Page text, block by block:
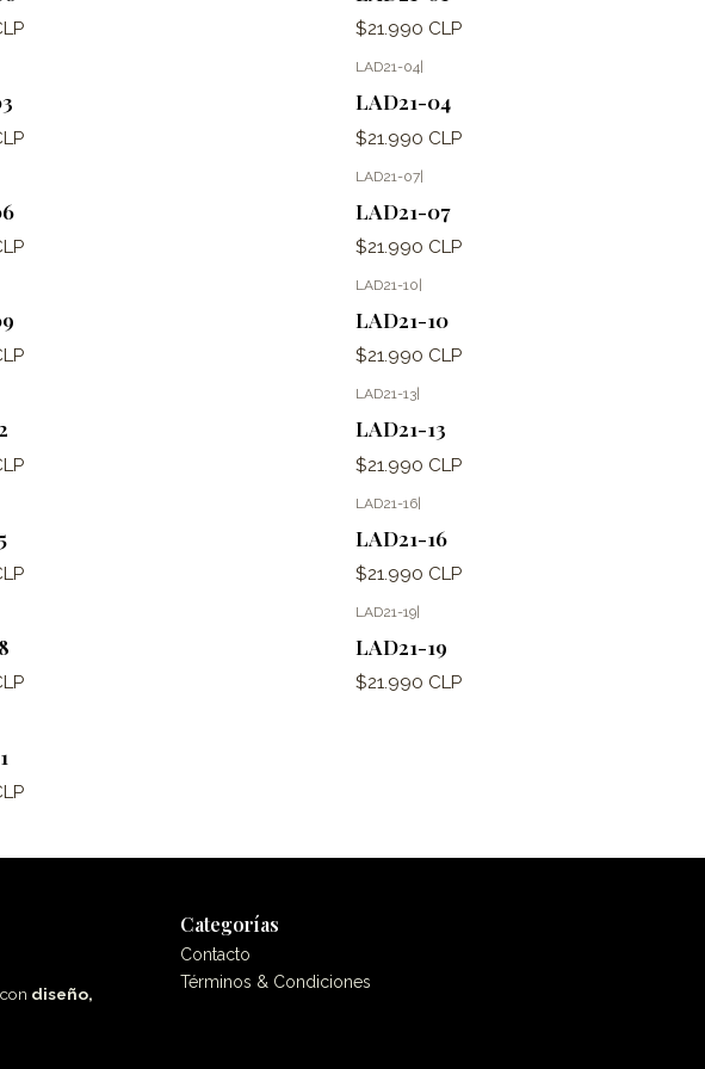
$21.990 CLP
LAD21-04|
LAD21-04
$21.990 CLP
LAD21-07|
LAD21-07
$21.990 CLP
LAD21-10|
LAD21-10
$21.990 CLP
LAD21-13|
LAD21-13
$21.990 CLP
LAD21-16|
LAD21-16
$21.990 CLP
LAD21-19|
LAD21-19
$21.990 CLP
diseño,
Categorías
Contacto
Términos & Condiciones